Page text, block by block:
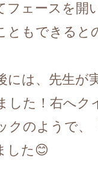
フェースを開
ともできると
には、先生が
した！右へク
クのようで
した😊